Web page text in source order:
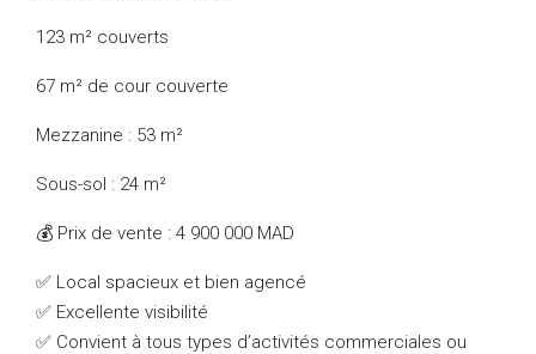
123 m² couverts
67 m² de cour couverte
Mezzanine : 53 m²
Sous-sol : 24 m²
💰 Prix de vente : 4 900 000 MAD
✅ Local spacieux et bien agencé
✅ Excellente visibilité
✅ Convient à tous types d’activités commerciales ou